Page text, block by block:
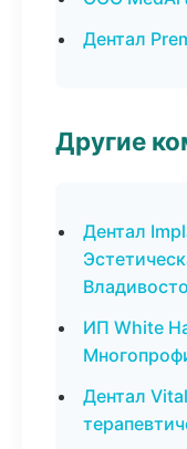
Дентал
Другие
Дентал
ИП White
Дентал